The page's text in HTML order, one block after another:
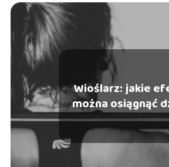
Wioślarz: jakie
można osiągnąć
takiemu